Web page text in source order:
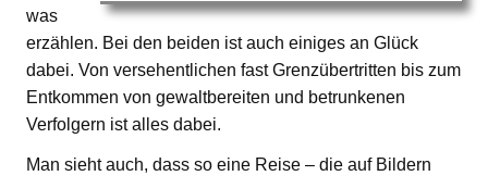
was
erzählen. Bei den beiden ist auch einiges an Glück
dabei. Von versehentlichen fast Grenzübertritten bis zum
Entkommen von gewaltbereiten und betrunkenen
Verfolgern ist alles dabei.
Man sieht auch, dass so eine Reise – die auf Bildern